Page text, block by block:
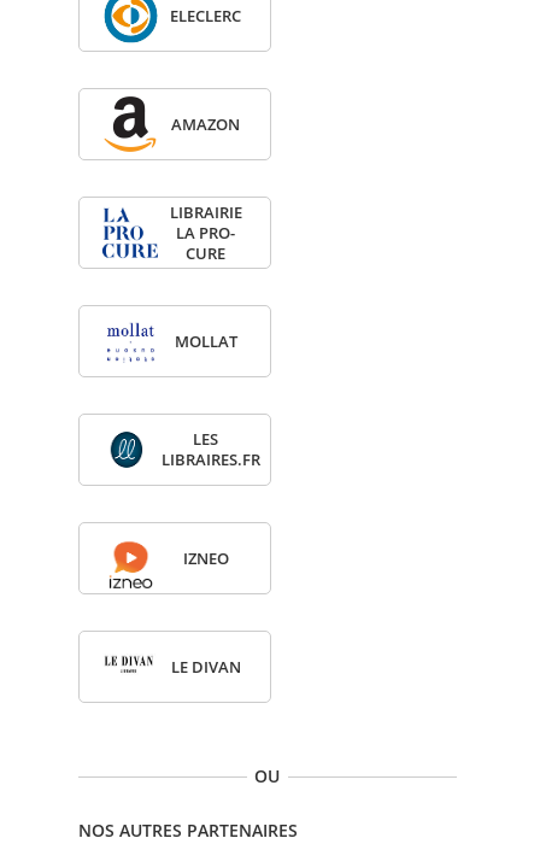
ELE­CLERC
AMA­ZON
LIBRAI­RIE
LA PRO­
CURE
MOL­LAT
LES
LIBRAIRES.FR
IZNEO
LE DIVAN
OU
NOS AUTRES PARTENAIRES